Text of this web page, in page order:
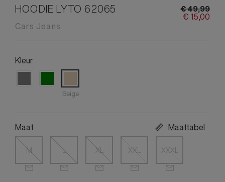
HOODIE LYTO 62065
Cars Jeans
€49,99
€ 15,00
Kleur
Beige
Maat Maattabel
M L XL XXL XXXL